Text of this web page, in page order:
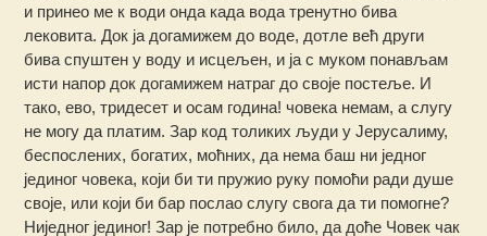
и принео ме к води онда када вода тренутно бива
лековита. Док ја догамижем до воде, дотле већ други
бива спуштен у воду и исцељен, и ја с муком понављам
исти напор док догамижем натраг до своје постеље. И
тако, ево, тридесет и осам година! човека немам, а слугу
не могу да платим. Зар код толиких људи у Јерусалиму,
беспослених, богатих, моћних, да нема баш ни једног
јединог човека, који би ти пружио руку помоћи ради душе
своје, или који би бар послао слугу свога да ти помогне?
Ниједног јединог! Зар је потребно било, да доће Човек чак